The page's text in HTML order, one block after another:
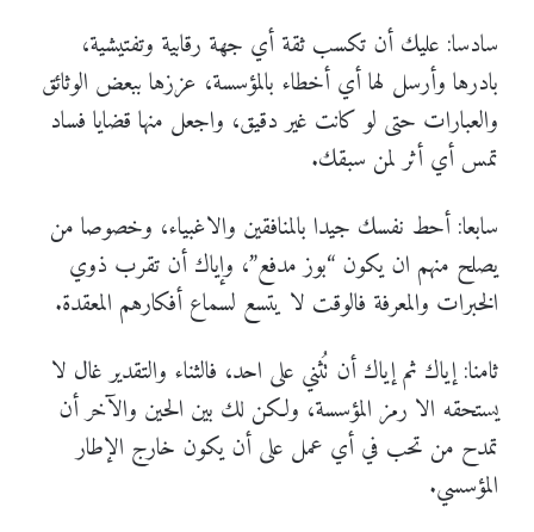
سادسا: عليك أن تكسب ثقة أي جهة رقابية وتفتيشية،
بادرها وأرسل لها أي أخطاء بالمؤسسة، عززها ببعض الوثائق
والعبارات حتى لو كانت غير دقيق، واجعل منها قضايا فساد
تمس أي أثر لمن سبقك.
سابعا: أحط نفسك جيدا بالمنافقين والاغبياء، وخصوصا من
يصلح منهم ان يكون “بوز مدفع”، وإياك أن تقرب ذوي
الخبرات والمعرفة فالوقت لا يتسع لسماع أفكارهم المعقدة.
ثامنا: إياك ثم إياك أن تُثني على احد، فالثناء والتقدير غال لا
يستحقه الا رمز المؤسسة، ولكن لك بين الحين والآخر أن
تمدح من تحب في أي عمل على أن يكون خارج الإطار
المؤسسي.